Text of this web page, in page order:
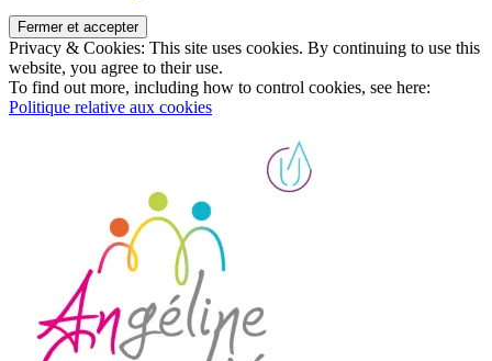
Privacy & Cookies: This site uses cookies. By continuing to use this
website, you agree to their use.
To find out more, including how to control cookies, see here:
Politique relative aux cookies